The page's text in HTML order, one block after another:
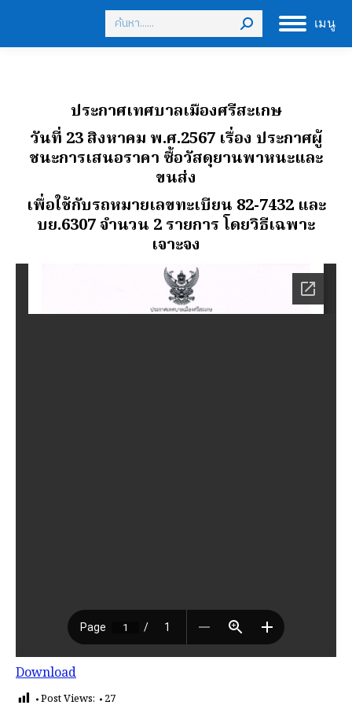
เมนู
Search:
ประกาศเทศบาลเมืองศรีสะเกษ
วันที่ 23 สิงหาคม พ.ศ.2567 เรื่อง ประกาศผู้
ชนะการเสนอราคา ซื้อวัสดุยานพาหนะและ
ขนส่ง
เพื่อใช้กับรถหมายเลขทะเบียน 82-7432 และ
บย.6307 จํานวน 2 รายการ โดยวิธีเฉพาะ
เจาะจง
Download
Post Views: 27